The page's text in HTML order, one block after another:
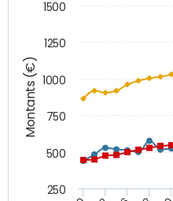
Montants (€)
250
500
750
1000
1250
1500